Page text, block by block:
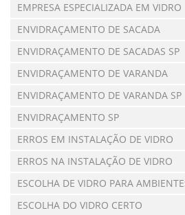
EMPRESA ESPECIALIZADA EM VIDRO
ENVIDRAÇAMENTO DE SACADA
ENVIDRAÇAMENTO DE SACADAS SP
ENVIDRAÇAMENTO DE VARANDA
ENVIDRAÇAMENTO DE VARANDA SP
ENVIDRAÇAMENTO SP
ERROS EM INSTALAÇÃO DE VIDRO
ERROS NA INSTALAÇÃO DE VIDRO
ESCOLHA DE VIDRO PARA
ESCOLHA DO VIDRO CERTO